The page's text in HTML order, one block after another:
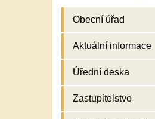
Obecní úřad
Aktuální informace
Úřední deska
Zastupitelstvo